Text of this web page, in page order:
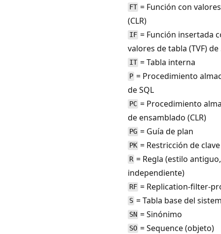
FT = Función con
(CLR)
IF = Función insertada
valores de tabla (TVF) de
IT = Tabla interna
P = Procedimiento
de SQL
PC = Procedimiento
de ensamblado (CLR)
PG = Guía de plan
PK = Restricción de
R = Regla (estilo antiguo,
independiente)
RF = Replication-filter-
S = Tabla base del
SN = Sinónimo
SO = Sequence (objeto)